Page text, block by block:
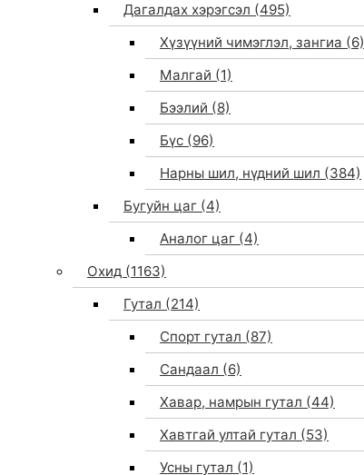
Дагалдах хэрэгсэл (495)
Хүзүүний чимэглэл, зангиа (6)
Малгай (1)
Бээлий (8)
Бүс (96)
Нарны шил, нүдний шил (384)
Бугуйн цаг (4)
Аналог цаг (4)
Охид (1163)
Гутал (214)
Спорт гутал (87)
Сандаал (6)
Хавар, намрын гутал (44)
Хавтгай ултай гутал (53)
Усны гутал (1)